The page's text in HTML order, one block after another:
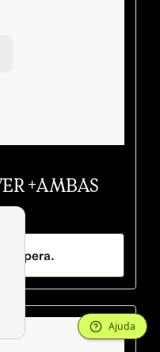
+AMBAS
espera.
Ajuda